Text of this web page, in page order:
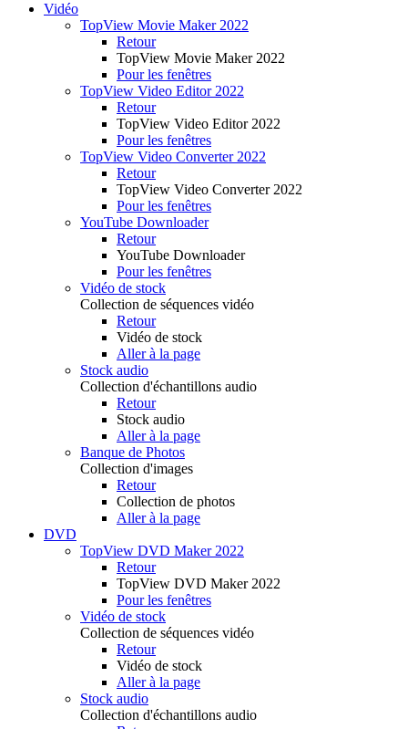
Vidéo
TopView Movie Maker 2022
Retour
TopView Movie Maker 2022
Pour les fenêtres
TopView Video Editor 2022
Retour
TopView Video Editor 2022
Pour les fenêtres
TopView Video Converter 2022
Retour
TopView Video Converter 2022
Pour les fenêtres
YouTube Downloader
Retour
YouTube Downloader
Pour les fenêtres
Vidéo de stock
Collection de séquences vidéo
Retour
Vidéo de stock
Aller à la page
Stock audio
Collection d'échantillons audio
Retour
Stock audio
Aller à la page
Banque de Photos
Collection d'images
Retour
Collection de photos
Aller à la page
DVD
TopView DVD Maker 2022
Retour
TopView DVD Maker 2022
Pour les fenêtres
Vidéo de stock
Collection de séquences vidéo
Retour
Vidéo de stock
Aller à la page
Stock audio
Collection d'échantillons audio